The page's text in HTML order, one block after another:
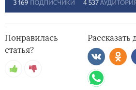
Понравилась
статья?
Рассказать